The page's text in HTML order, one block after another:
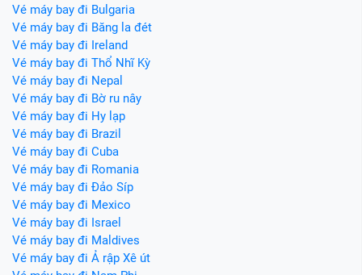
Vé máy bay đi Bulgaria
Vé máy bay đi Băng la đét
Vé máy bay đi Ireland
Vé máy bay đi Thổ Nhĩ Kỳ
Vé máy bay đi Nepal
Vé máy bay đi Bờ ru nây
Vé máy bay đi Hy lạp
Vé máy bay đi Brazil
Vé máy bay đi Cuba
Vé máy bay đi Romania
Vé máy bay đi Đảo Síp
Vé máy bay đi Mexico
Vé máy bay đi Israel
Vé máy bay đi Maldives
Vé máy bay đi Ả rập Xê út